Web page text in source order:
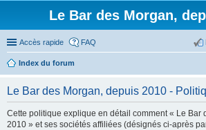
Le Bar des Morgan,
Accès rapide FAQ
Index du forum
Le Bar des Morgan, depuis 2010 -
Cette politique explique en détail comment « Le Bar
2010 » et ses sociétés affiliées (désignés ci-après